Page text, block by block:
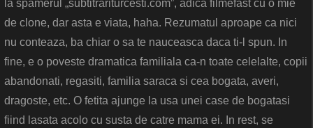
la spamerul „subtitrariturcesti.com”, adica filmefast cu o mie
de clone, dar asta e viata, haha. Rezumatul aproape ca nici
nu conteaza, ba chiar o sa te nauceasca daca ti-l spun. In
fine, e o poveste dramatica familiala ca-n toate celelalte, copii
abandonati, regasiti, familia saraca si cea bogata, averi,
dragoste, etc. O fetita ajunge la usa unei case de bogatasi
fiind lasata acolo cu susta de catre mama ei. In rest, se